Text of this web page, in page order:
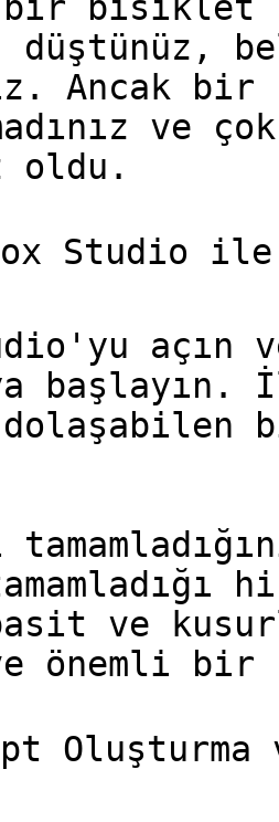
düştünüz,
Ancak
ve
oldu.
Studio
açın
ve
önemli bir